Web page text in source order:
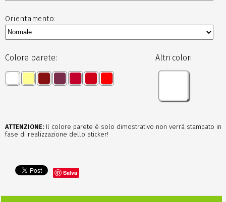
Orientamento:
Colore parete: Altri colori
ATTENZIONE: Il colore parete è solo dimostrativo non verrà stampato in
fase di realizzazione dello sticker!
Salva